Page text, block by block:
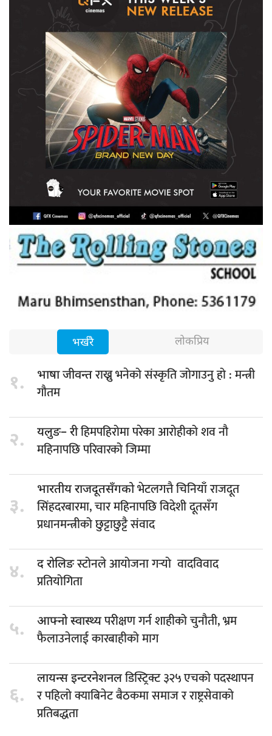
भर्खरै लोकप्रिय
१. भाषा जीवन्तराख्नु भनेको संस्कृति जोगाउनु हो : मन्त्री
गौतम
२. यलुङ– रीहिमपहिरोमा परेका आरोहीको शव नौ
महिनापछि परिवारको जिम्मा
३.
भारतीय राजदूतसँगकोभेटलगत्तै चिनियाँ राजदूत
सिंहदरबारमा, चार महिनापछि विदेशी दूतसँग
प्रधानमन्त्रीको छुट्टाछुट्टै संवाद
४. द रोलिङस्टोनले आयोजना गर्‍यो वादविवाद
प्रतियोगिता
५. आफ्नो स्वास्थ्यपरीक्षण गर्न शाहीको चुनौती, भ्रम
फैलाउनेलाई कारबाहीको माग
६.
लायन्स इन्टरनेशनलडिस्ट्रिक्ट ३२५ एचको पदस्थापन
र पहिलो क्याबिनेट बैठकमा समाज र राष्ट्रसेवाको
प्रतिबद्धता